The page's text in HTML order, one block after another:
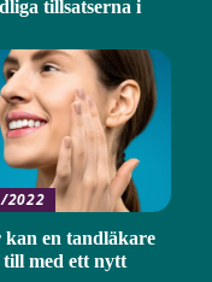
tillsatserna i
2022
kan en tandläkare
med ett nytt